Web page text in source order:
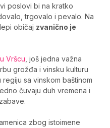
poslovi bi na kratko
trgovalo i pevalo. Na
običaj zvanično je
Vršcu , još jedna važna
grožđa i vinsku kulturu
sa vinskom baštinom
čuvaju duh vremena i
zbog istoimene